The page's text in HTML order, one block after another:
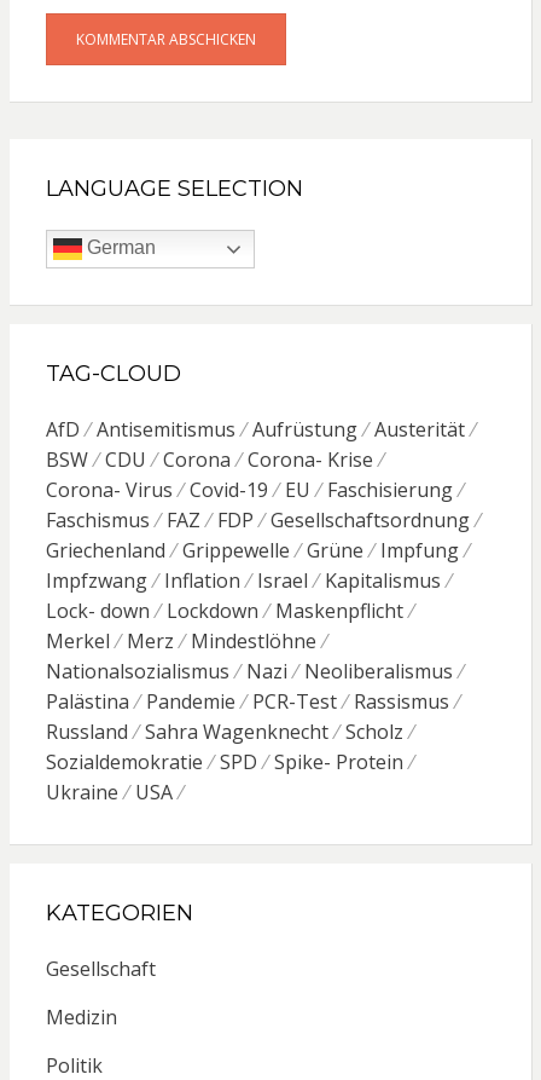
LANGUAGE SELECTION
German
TAG-CLOUD
AfD Antisemitismus Aufrüstung
Austerität
BSW
CDU Corona
Corona- Krise
Corona- Virus
Covid-19 EU
Faschisierung
Faschismus
FAZ FDP
Gesellschaftsordnung
Griechenland
Grippewelle Grüne
Impfung
Impfzwang
Inflation Israel
Kapitalismus
Lock- down
Lockdown
Maskenpflicht
Merkel
Merz
Mindestlöhne
Nationalsozialismus
Nazi
Neoliberalismus
Palästina
Pandemie PCR-Test
Rassismus
Russland
Sahra Wagenknecht
Scholz
Sozialdemokratie
SPD
Spike- Protein
Ukraine
USA
KATEGORIEN
Gesellschaft
Medizin
Politik